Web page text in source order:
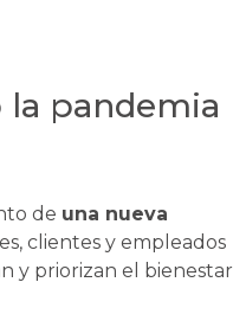
pandemia
de una nueva
clientes y empleados
y priorizan el bienestar